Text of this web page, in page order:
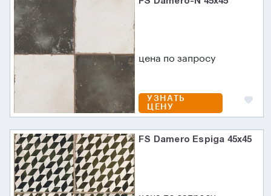
цена по запросу
УЗНАТЬ
ЦЕНУ
FS Damero Espiga 45x45